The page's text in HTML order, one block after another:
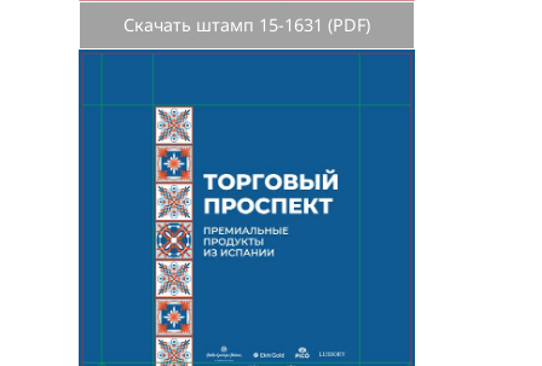
Скачать штамп 15-1631 (PDF)